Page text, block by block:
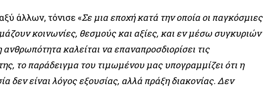
άλλων, τόνισε «Σε μια εποχή κατά την οποία οι παγκόσμιες
κοινωνίες, θεσμούς και αξίες, και εν μέσω συγκυριών
ανθρωπότητα καλείται να επαναπροσδιορίσει τις
το παράδειγμα του τιμωμένου μας υπογραμμίζει ότι η
δεν είναι λόγος εξουσίας, αλλά πράξη διακονίας. Δεν